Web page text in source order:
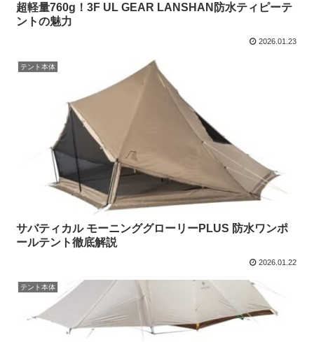
超軽量760g！3F UL GEAR LANSHAN防水ティピーテ
ントの魅力
2026.01.23
テント本体
サバティカル モーニンググローリーPLUS 防水ワンポ
ールテント徹底解説
2026.01.22
テント本体